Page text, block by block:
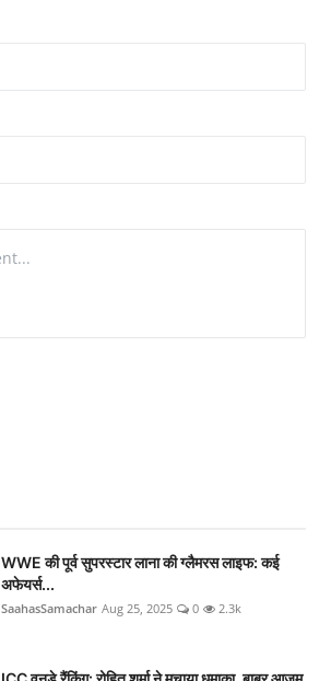
WWE की पूर्व सुपरस्टार लाना की ग्लैमरस लाइफ: कई
अफेयर्स...
SaahasSamachar Aug 25, 2025 0 2.3k